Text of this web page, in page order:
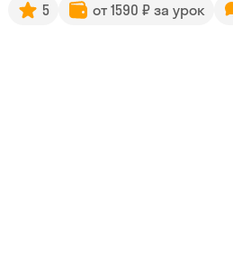
5 от 1590 ₽ за урок